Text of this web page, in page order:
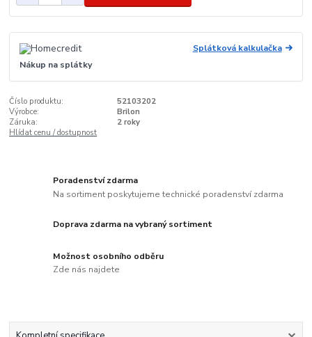
Splátková kalkulačka
Nákup na splátky
Číslo produktu:
52103202
Výrobce:
Brilon
Záruka:
2 roky
Hlídat cenu / dostupnost
Poradenství zdarma
Na sortiment poskytujeme technické poradenství zdarma
Doprava zdarma na vybraný sortiment
Možnost osobního odběru
Zde nás najdete